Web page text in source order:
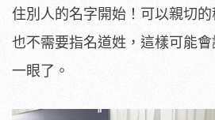
住別人的名字開始！可以親切
也不需要指名道姓，這樣可能
一眼了。